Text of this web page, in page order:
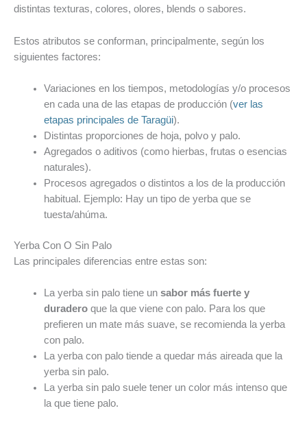
distintas texturas, colores, olores, blends o sabores.
Estos atributos se conforman, principalmente, según los
siguientes factores:
Variaciones en los tiempos, metodologías y/o procesos
en cada una de las etapas de producción (ver las
etapas principales de Taragüi).
Distintas proporciones de hoja, polvo y palo.
Agregados o aditivos (como hierbas, frutas o esencias
naturales).
Procesos agregados o distintos a los de la producción
habitual. Ejemplo: Hay un tipo de yerba que se
tuesta/ahúma.
Yerba Con O Sin Palo
Las principales diferencias entre estas son:
La yerba sin palo tiene un sabor más fuerte y
duraderoque la que viene con palo. Para los que
prefieren un mate más suave, se recomienda la yerba
con palo.
La yerba con palo tiende a quedar más aireada que la
yerba sin palo.
La yerba sin palo suele tener un color más intenso que
la que tiene palo.